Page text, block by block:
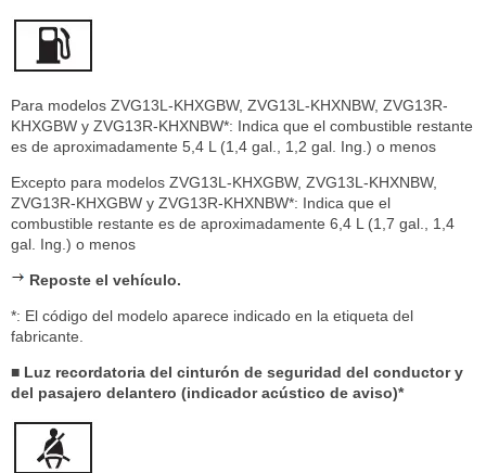
Para modelos ZVG13L-KHXGBW, ZVG13L-KHXNBW, ZVG13R-
KHXGBW y ZVG13R-KHXNBW*: Indica que el combustible restante
es de aproximadamente 5,4 L (1,4 gal., 1,2 gal. Ing.) o menos
Excepto para modelos ZVG13L-KHXGBW, ZVG13L-KHXNBW,
ZVG13R-KHXGBW y ZVG13R-KHXNBW*: Indica que el
combustible restante es de aproximadamente 6,4 L (1,7 gal., 1,4
gal. Ing.) o menos
Reposte el vehículo.
*: El código del modelo aparece indicado en la etiqueta del
fabricante.
■ Luz recordatoria del cinturón de seguridad del conductor y
del pasajero delantero (indicador acústico de aviso)*